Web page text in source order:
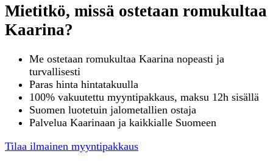
Mietitkö, missä ostetaan romukultaa
Kaarina?
Me ostetaan romukultaa Kaarina nopeasti ja
turvallisesti
Paras hinta hintatakuulla
100% vakuutettu myyntipakkaus, maksu 12h sisällä
Suomen luotetuin jalometallien ostaja
Palvelua Kaarinaan ja kaikkialle Suomeen
Tilaa ilmainen myyntipakkaus